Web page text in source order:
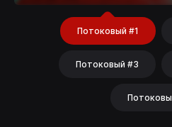
Потоковый #1
Потоковый #3